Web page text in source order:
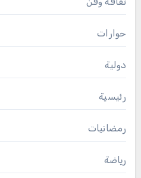
حوارات
دولية
رئيسية
رمضانيات
رياضة